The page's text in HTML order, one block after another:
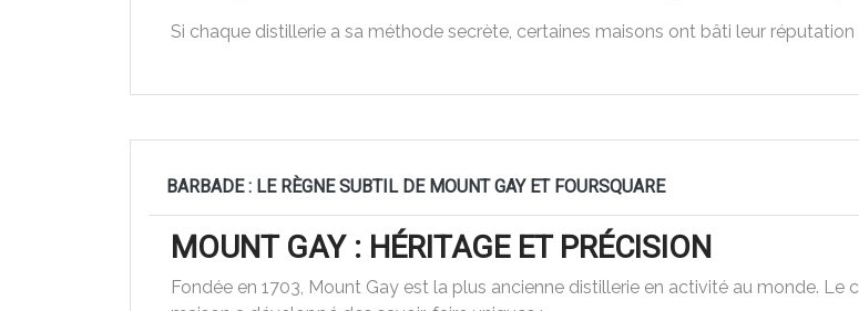
Si chaque distillerie a sa méthode secrète, certaines maisons ont bâti leur
BARBADE : LE RÈGNE SUBTIL DE MOUNT GAY ET FOURSQUARE
MOUNT GAY : HÉRITAGE ET PRÉCISION
Fondée en 1703, Mount Gay est la plus ancienne distillerie en activité au monde.